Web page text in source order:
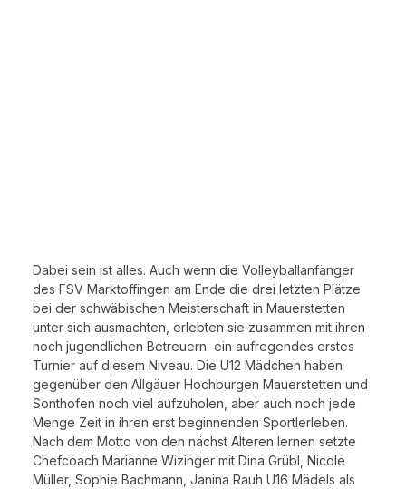
Dabei sein ist alles. Auch wenn die Volleyballanfänger
des FSV Marktoffingen am Ende die drei letzten Plätze
bei der schwäbischen Meisterschaft in Mauerstetten
unter sich ausmachten, erlebten sie zusammen mit ihren
noch jugendlichen Betreuern ein aufregendes erstes
Turnier auf diesem Niveau. Die U12 Mädchen haben
gegenüber den Allgäuer Hochburgen Mauerstetten und
Sonthofen noch viel aufzuholen, aber auch noch jede
Menge Zeit in ihren erst beginnenden Sportlerleben.
Nach dem Motto von den nächst Älteren lernen setzte
Chefcoach Marianne Wizinger mit Dina Grübl, Nicole
Müller, Sophie Bachmann, Janina Rauh U16 Mädels als